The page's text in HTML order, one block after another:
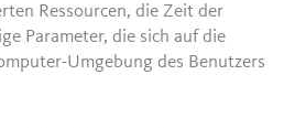
Ressourcen, die Zeit der
Parameter, die sich auf die
Umgebung des Benutzers